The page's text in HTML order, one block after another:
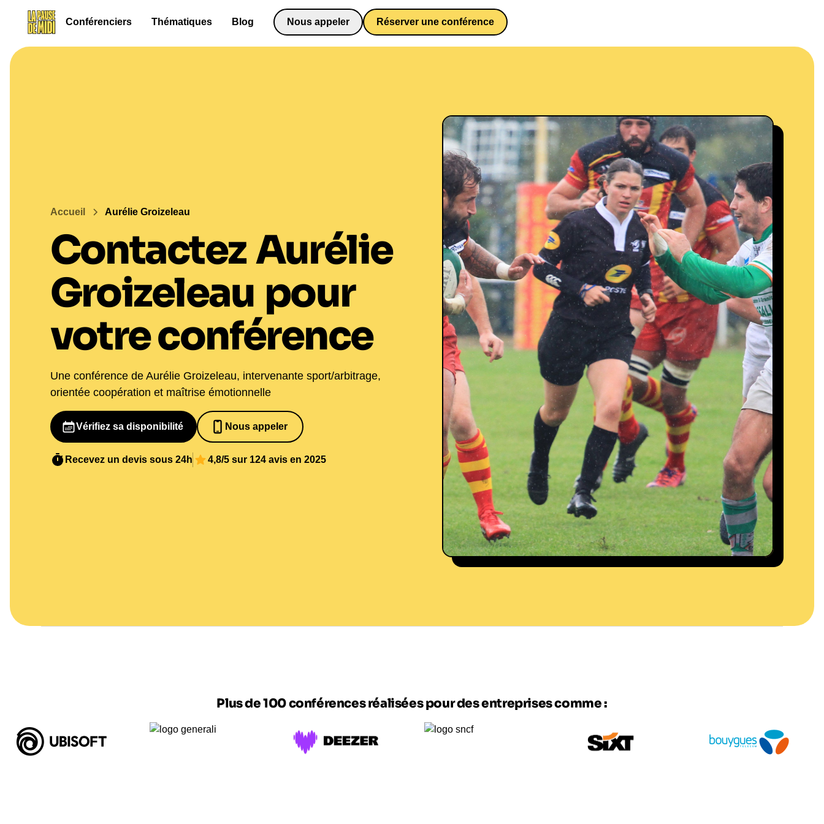
Conférenciers Thématiques Blog
Nous appeler
0652698481
Réserver une conférence
Accueil Aurélie Groizeleau
Contactez Aurélie
Groizeleau pour
votre conférence
Une conférence de Aurélie Groizeleau, intervenante sport/arbitrage,
orientée coopération et maîtrise émotionnelle
Vérifiez sa disponibilité
Nous appeler
07 82 68 65 18
Recevez un devis sous 24h
4,8/5 sur 124 avis en 2025
Jean-Jacques Chollon
Plus de 100 conférences réalisées pour des entreprises comme :